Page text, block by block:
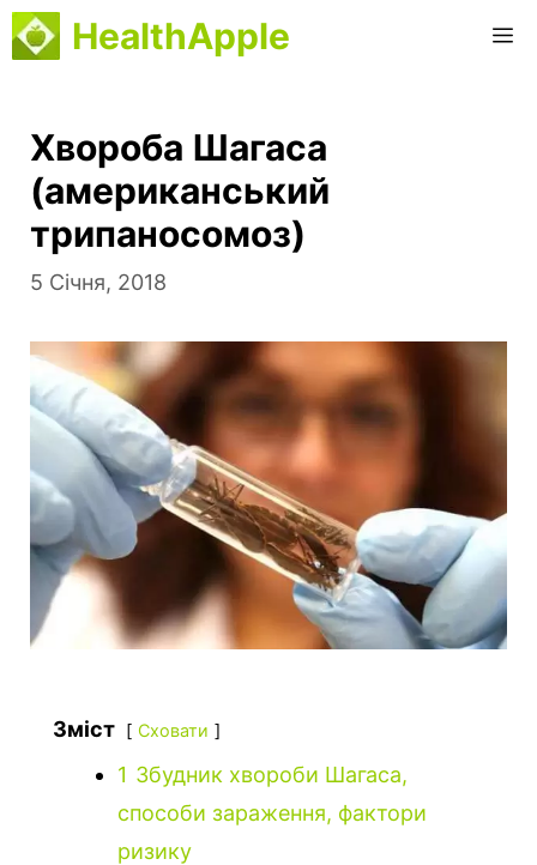
Перейти
до
HealthApple
Хвороба Шагаса
(американський
трипаносомоз)
5 Січня, 2018
Зміст Сховати
1 Збудник хвороби Шагаса,
способи зараження, фактори
ризику